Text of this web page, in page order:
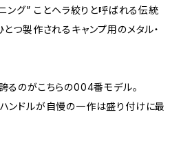
ング” ことヘラ絞りと呼ばれる伝統
つ製作されるキャンプ用のメタル・
るのがこちらの004番モデル。
ンドルが自慢の一作は盛り付けに最